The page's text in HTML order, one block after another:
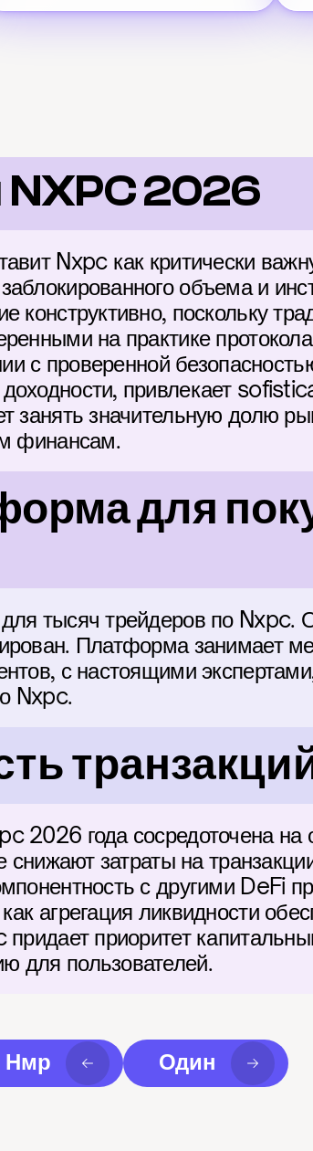
2026
Nxpc как критически
объема и
конструктивно, поскольку
на практике
с проверенной
привлекает
занять значительную долю
финансам.
для
тысяч трейдеров по Nxpc.
Платформа занимает
с настоящими
Nxpc.
2026 года сосредоточена на
снижают затраты на
с другими DeFi
агрегация ликвидности
приоритет
для пользователей.
Нмр Один